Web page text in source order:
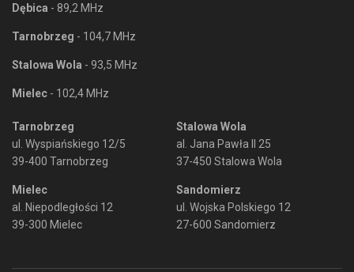
Dębica - 89,2 MHz
Tarnobrzeg - 104,7 MHz
Stalowa Wola - 93,5 MHz
Mielec - 102,4 MHz
Tarnobrzeg
ul. Wyspiańskiego 12/5
39-400 Tarnobrzeg
Mielec
al. Niepodległości 12
39-300 Mielec
Stalowa Wola
al. Jana Pawła II 25
37-450 Stalowa Wola
Sandomierz
ul. Wojska Polskiego 12
27-600 Sandomierz